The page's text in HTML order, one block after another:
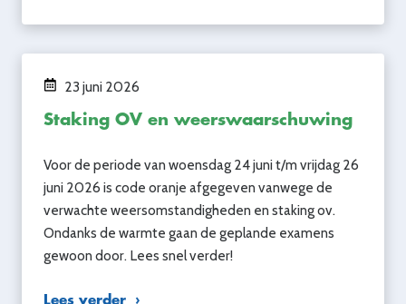
23 juni 2026
Staking OV en weerswaarschuwing
Voor de periode van woensdag 24 juni t/m vrijdag 26
juni 2026 is code oranje afgegeven vanwege de
verwachte weersomstandigheden en staking ov.
Ondanks de warmte gaan de geplande examens
gewoon door. Lees snel verder!
Lees verder